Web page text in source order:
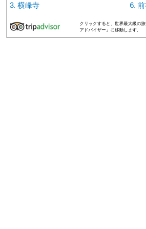
横峰寺
クリックすると、世界最大級の
アドバイザー」に移動します。